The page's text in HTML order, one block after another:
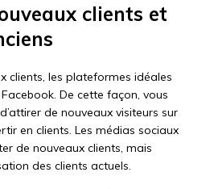
clients et
clients, les plateformes idéales
De cette façon, vous
de nouveaux visiteurs sur
en clients. Les médias sociaux
de nouveaux clients, mais
des clients actuels.